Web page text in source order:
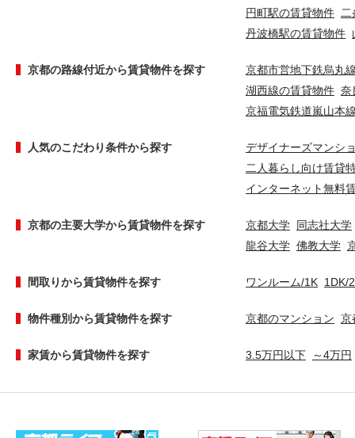
円町駅の賃貸物件
丹波橋駅の賃貸物件
京都の路線付近から賃貸物件を探す
京都市営地下鉄烏丸
湖西線の賃貸物件 奈
京福電気鉄道嵐山本
人気のこだわり条件から探す
デザイナーズマンシ
二人暮らし向け賃貸
インターネット無料
京都の主要大学から賃貸物件を探す 京都大学 同志社大学
龍谷大学 佛教大学
間取りから賃貸物件を探す ワンルーム/1K 1DK/
物件種別から賃貸物件を探す 京都のマンション 京
家賃から賃貸物件を探す 3.5万円以下 ～4万円